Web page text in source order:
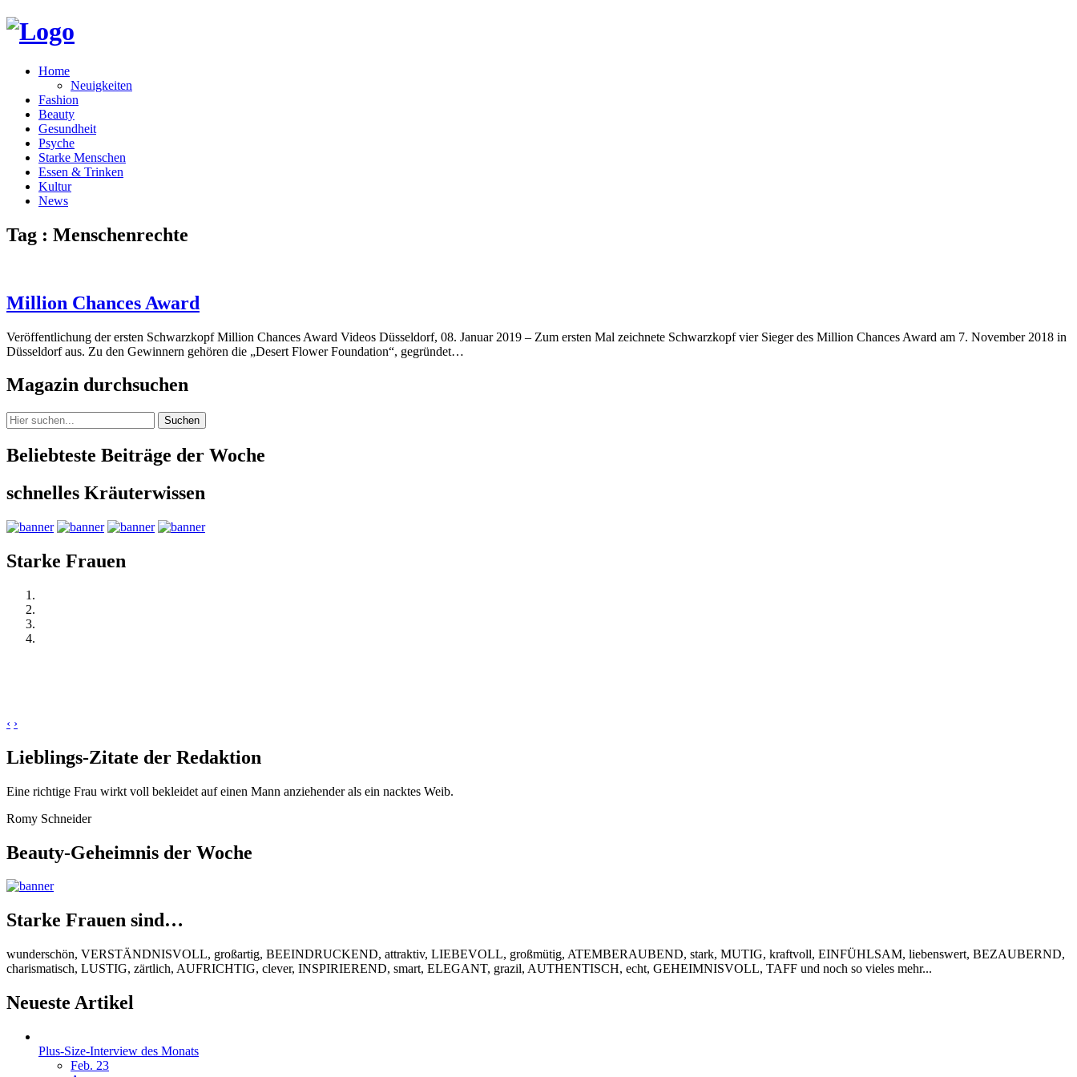
Home
Neuigkeiten
Fashion
Beauty
Gesundheit
Psyche
Starke Menschen
Essen & Trinken
Kultur
News
Tag : Menschenrechte
Million Chances Award
Veröffentlichung der ersten Schwarzkopf Million Chances Award Videos Düsseldorf, 08. Januar 2019 – Zum ersten Mal zeichnete Schwarzkopf vier Sieger des Million Chances Award am 7. November 2018 in
Düsseldorf aus. Zu den Gewinnern gehören die „Desert Flower Foundation“, gegründet…
Magazin durchsuchen
Suchen
Beliebteste Beiträge der Woche
schnelles Kräuterwissen
Starke Frauen
‹ ›
Lieblings-Zitate der Redaktion
Eine richtige Frau wirkt voll bekleidet auf einen Mann anziehender als ein nacktes Weib.
Romy Schneider
Beauty-Geheimnis der Woche
Starke Frauen sind…
wunderschön, VERSTÄNDNISVOLL, großartig, BEEINDRUCKEND, attraktiv, LIEBEVOLL, großmütig, ATEMBERAUBEND, stark, MUTIG, kraftvoll, EINFÜHLSAM, liebenswert, BEZAUBERND,
charismatisch, LUSTIG, zärtlich, AUFRICHTIG, clever, INSPIRIEREND, smart, ELEGANT, grazil, AUTHENTISCH, echt, GEHEIMNISVOLL, TAFF und noch so vieles mehr...
Neueste Artikel
Plus-Size-Interview des Monats
Feb. 23